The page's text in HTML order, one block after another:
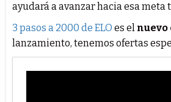
ayudará a avanzar hacia esa
3 pasos a 2000 de ELO es el nuevo
lanzamiento, tenemos ofertas